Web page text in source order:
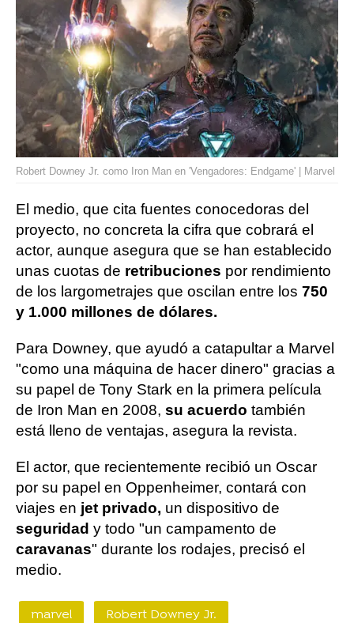
Robert Downey Jr. como Iron Man en 'Vengadores: Endgame' | Marvel
El medio, que cita fuentes conocedoras del
proyecto, no concreta la cifra que cobrará el
actor, aunque asegura que se han establecido
unas cuotas de retribuciones por rendimiento
de los largometrajes que oscilan entre los 750
y 1.000 millones de dólares.
Para Downey, que ayudó a catapultar a Marvel
"como una máquina de hacer dinero" gracias a
su papel de Tony Stark en la primera película
de Iron Man en 2008, su acuerdo también
está lleno de ventajas, asegura la revista.
El actor, que recientemente recibió un Oscar
por su papel en Oppenheimer, contará con
viajes en jet privado, un dispositivo de
seguridad y todo "un campamento de
caravanas" durante los rodajes, precisó el
medio.
marvel Robert Downey Jr.